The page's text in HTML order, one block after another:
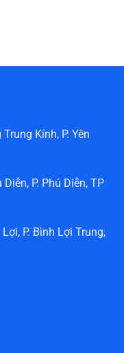
Kính, P. Yên
P. Phú Diễn, TP
P. Bình Lợi Trung,